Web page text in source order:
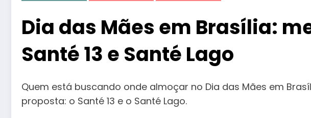
Dia das Mães em Brasília:
Santé 13 e Santé Lago
Quem está buscando onde almoçar no Dia das Mães em
proposta: o Santé 13 e o Santé Lago.